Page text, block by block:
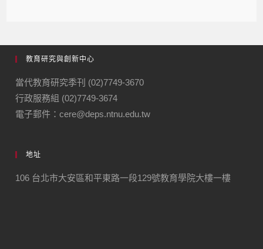
教育研究與創新中心
當代教育研究季刊 (02)7749-3670
行政服務組 (02)7749-3674
電子郵件：cere@deps.ntnu.edu.tw
地址
106 台北市大安區和平東路一段129號教育學院大樓一樓